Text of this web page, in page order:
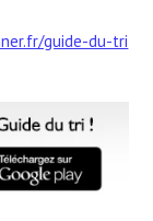
guide-du-tri